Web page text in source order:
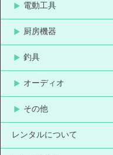
電動工具
厨房機器
釣具
オーディオ
その他
レンタルについて